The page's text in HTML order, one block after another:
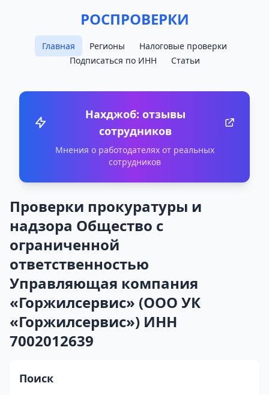
РОСПРОВЕРКИ
Главная Регионы
Налоговые проверки
Подписаться по ИНН
Статьи
Нахджоб: отзывы
сотрудников
Мнения о работодателях от реальных
сотрудников
Проверки прокуратуры и
надзора Общество с
ограниченной
ответственностью
Управляющая компания
«Горжилсервис» (ООО УК
«Горжилсервис») ИНН
7002012639
Поиск